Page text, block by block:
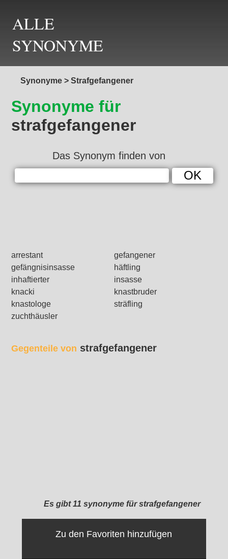
ALLE
SYNONYME
Synonyme > Strafgefangener
Synonyme für
strafgefangener
Das Synonym finden von
arrestant
gefangener
gefängnisinsasse
häftling
inhaftierter
insasse
knacki
knastbruder
knastologe
sträfling
zuchthäusler
Gegenteile von strafgefangener
Es gibt 11 synonyme für strafgefangener
Zu den Favoriten hinzufügen